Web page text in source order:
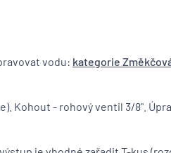
vodu: kategorie
Kohout - rohový ventil 3/8".